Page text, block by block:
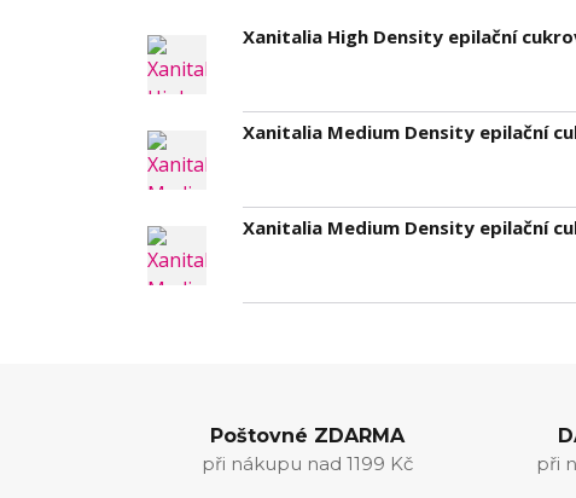
Xanitalia High Density epilační
Xanitalia Medium Density epilační
Xanitalia Medium Density epilační
Poštovné ZDARMA
při nákupu nad 1199 Kč
při